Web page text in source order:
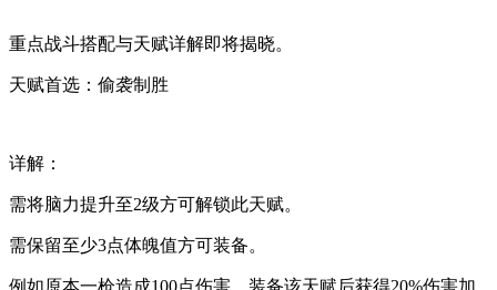
重点战斗搭配与天赋详解即将揭晓。
天赋首选：偷袭制胜
详解：
需将脑力提升至2级方可解锁此天赋。
需保留至少3点体魄值方可装备。